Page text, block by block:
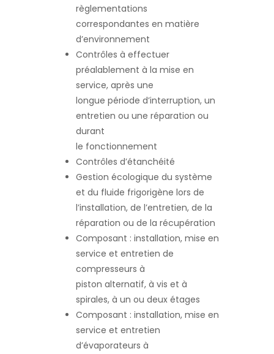
règlementations
correspondantes en matière
d’environnement
Contrôles à effectuer
préalablement à la mise en
service, après une
longue période d’interruption, un
entretien ou une réparation ou
durant
le fonctionnement
Contrôles d’étanchéité
Gestion écologique du système
et du fluide frigorigène lors de
l’installation, de l’entretien, de la
réparation ou de la récupération
Composant : installation, mise en
service et entretien de
compresseurs à
piston alternatif, à vis et à
spirales, à un ou deux étages
Composant : installation, mise en
service et entretien
d’évaporateurs à